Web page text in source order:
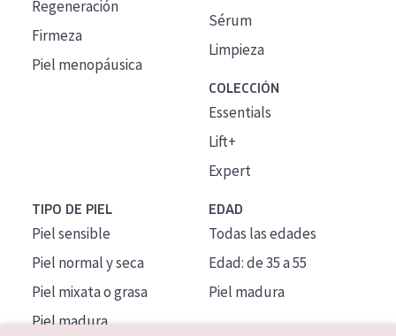
Regeneración
Firmeza
Piel menopáusica
Sérum
Limpieza
COLECCIÓN
Essentials
Lift+
Expert
TIPO DE PIEL
Piel sensible
Piel normal y seca
Piel mixata o grasa
Piel madura
EDAD
Todas las edades
Edad: de 35 a 55
Piel madura